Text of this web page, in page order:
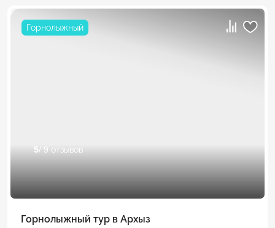
Горнолыжный
5/ 9 отзывов
Горнолыжный тур в Архыз